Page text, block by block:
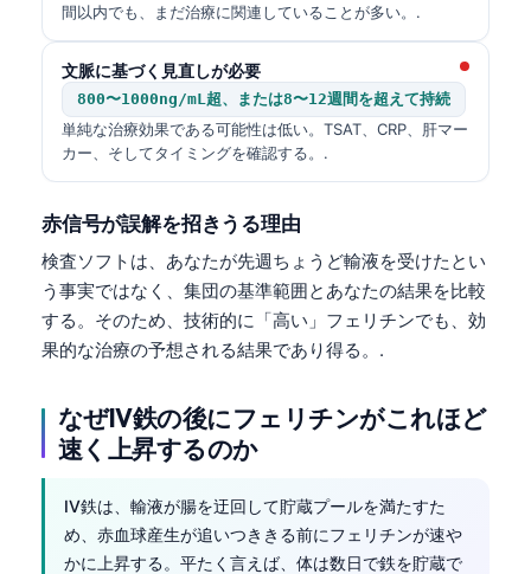
間以内でも、まだ治療に関連していることが多い。.
文脈に基づく見直しが必要
800〜1000ng/mL超、または8〜12週間を超えて持続
単純な治療効果である可能性は低い。TSAT、CRP、肝マー
カー、そしてタイミングを確認する。.
赤信号が誤解を招きうる理由
検査ソフトは、あなたが先週ちょうど輸液を受けたとい
う事実ではなく、集団の基準範囲とあなたの結果を比較
する。そのため、技術的に「高い」フェリチンでも、効
果的な治療の予想される結果であり得る。.
なぜIV鉄の後にフェリチンがこれほど
速く上昇するのか
IV鉄は、輸液が腸を迂回して貯蔵プールを満たすた
め、赤血球産生が追いつききる前にフェリチンが速や
かに上昇する。平たく言えば、体は数日で鉄を貯蔵で